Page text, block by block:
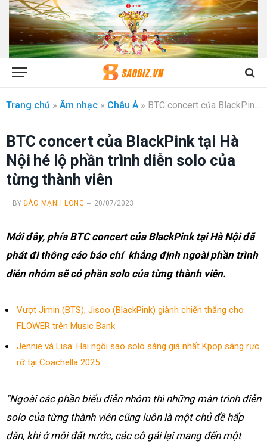
Trang chủ » Âm nhạc » Châu Á » BTC concert của BlackPink tại Hà Nội hé lộ phần trình diễn solo của từng thành viên
BTC concert của BlackPink tại Hà
Nội hé lộ phần trình diễn solo của
từng thành viên
BY ĐÀO MẠNH LONG 20/07/2023
Mới đây, phía BTC concert của BlackPink tại Hà Nội đã
phát đi thông cáo báo chí khẳng định ngoài phần trình
diễn nhóm sẽ có phần solo của từng thành viên.
Vượt Jimin (BTS), Jisoo (BlackPink) giành chiến thắng cho
FLOWER trên Music Bank
Jennie và Lisa: Hai ngôi sao solo sáng giá nhất Kpop sáng rực
rỡ tại Coachella 2025
“Ngoài các phần biểu diễn nhóm thì những màn trình diễn
solo của từng thành viên cũng luôn là một chủ đề hấp
dẫn, khi ở mỗi đất nước, các cô gái lại mang đến một